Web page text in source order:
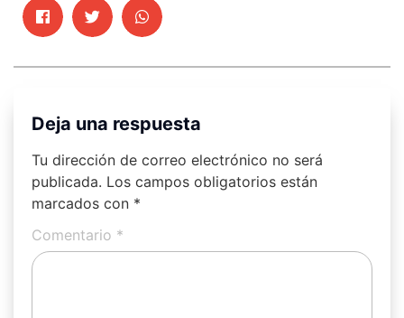
Deja una respuesta
Tu dirección de correo electrónico no será
publicada. Los campos obligatorios están
marcados con *
Comentario *